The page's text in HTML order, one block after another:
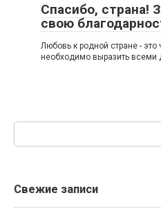
Спасибо, страна!
свою
Любовь к родной стране - это
необходимо выразить
Поиск:
Свежие записи